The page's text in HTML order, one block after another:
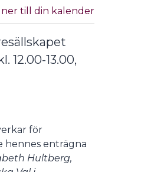
ner till din kalender
12.00-13.00,
för
hennes enträgna
Hultberg,